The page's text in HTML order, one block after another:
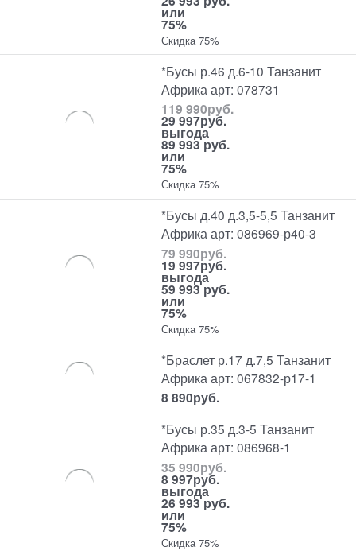
или
75%
Скидка 75%
*Бусы р.46 д.6-10 Танзанит
Африка арт: 078731
119 990руб.
29 997руб.
выгода
89 993 руб.
или
75%
Скидка 75%
*Бусы д.40 д.3,5-5,5 Танзанит
Африка арт: 086969-р40-3
79 990руб.
19 997руб.
выгода
59 993 руб.
или
75%
Скидка 75%
*Браслет р.17 д.7,5 Танзанит
Африка арт: 067832-р17-1
8 890руб.
*Бусы р.35 д.3-5 Танзанит
Африка арт: 086968-1
35 990руб.
8 997руб.
выгода
26 993 руб.
или
75%
Скидка 75%